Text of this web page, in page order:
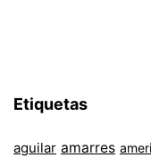
Etiquetas
aguilar amarres